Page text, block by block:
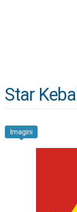
Star
Imagini